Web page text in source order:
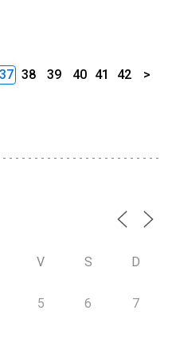
37 38 39 40 41 42 >
V S D
5 6 7